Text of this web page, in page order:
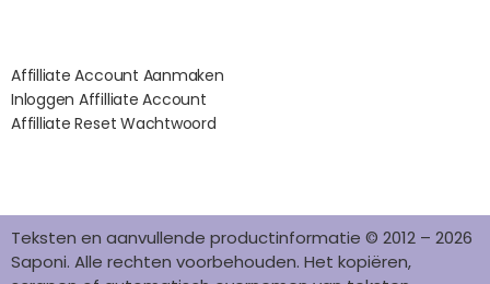
Affilliate Account Aanmaken
Inloggen Affilliate Account
Affilliate Reset Wachtwoord
Teksten en aanvullende productinformatie © 2012 – 2026
Saponi. Alle rechten voorbehouden. Het kopiëren,